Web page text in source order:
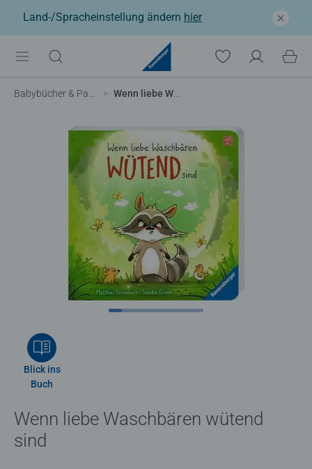
Land-/Spracheinstellung ändern hier
Babybücher & Pappbilderbücher Wenn liebe Waschbären wütend sind
Blick ins
Buch
Wenn liebe Waschbären wütend
sind